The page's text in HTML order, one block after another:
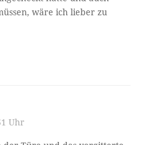
wäre ich lieber zu
Uhr